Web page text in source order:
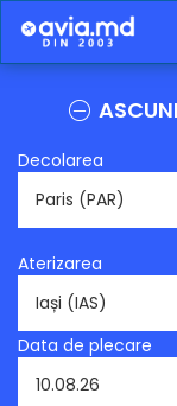
Decolarea
Aterizarea
Data de plecare